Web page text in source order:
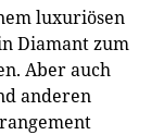
luxuriösen
Diamant zum
Aber auch
anderen